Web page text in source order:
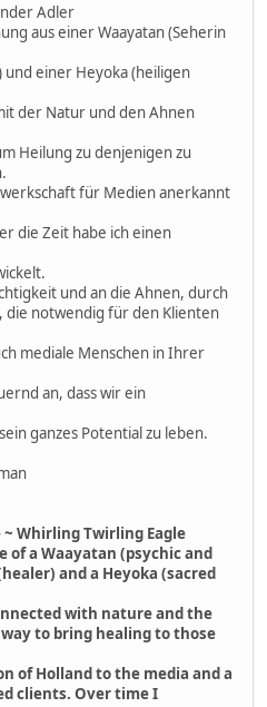
Adler
aus einer Waayatan (Seherin
und einer Heyoka (heiligen
der Natur und den Ahnen
Heilung zu denjenigen zu
für Medien anerkannt
die Zeit habe ich einen
und an die Ahnen, durch
die notwendig für den Klienten
mediale Menschen in Ihrer
an, dass wir ein
ganzes Potential zu leben.
Whirling Twirling Eagle
a Waayatan (psychic and
and a Heyoka (sacred
with nature and the
to bring healing to those
of Holland to the media and a
clients. Over time I